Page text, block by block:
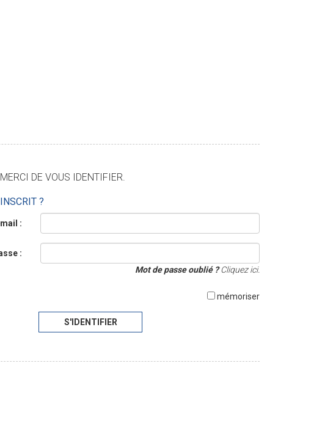
DE VOUS IDENTIFIER.
?
:
:
Mot de passe oublié ?Cliquez ici.
mémoriser
S'IDENTIFIER